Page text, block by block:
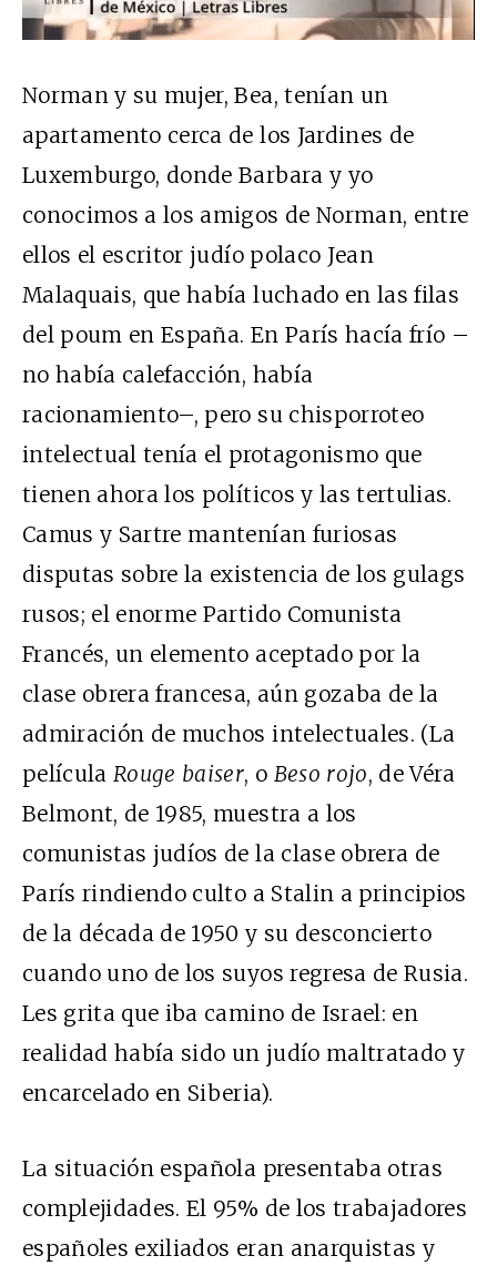
Norman y su mujer, Bea, tenían un
apartamento cerca de los Jardines de
Luxemburgo, donde Barbara y yo
conocimos a los amigos de Norman, entre
ellos el escritor judío polaco Jean
Malaquais, que había luchado en las filas
del poum en España. En París hacía frío –
no había calefacción, había
racionamiento–, pero su chisporroteo
intelectual tenía el protagonismo que
tienen ahora los políticos y las tertulias.
Camus y Sartre mantenían furiosas
disputas sobre la existencia de los gulags
rusos; el enorme Partido Comunista
Francés, un elemento aceptado por la
clase obrera francesa, aún gozaba de la
admiración de muchos intelectuales. (La
películaRouge baiser, o Beso rojo, de Véra
Belmont, de 1985, muestra a los
comunistas judíos de la clase obrera de
París rindiendo culto a Stalin a principios
de la década de 1950 y su desconcierto
cuando uno de los suyos regresa de Rusia.
Les grita que iba camino de Israel: en
realidad había sido un judío maltratado y
encarcelado en Siberia).
La situación española presentaba otras
complejidades. El 95% de los trabajadores
españoles exiliados eran anarquistas y